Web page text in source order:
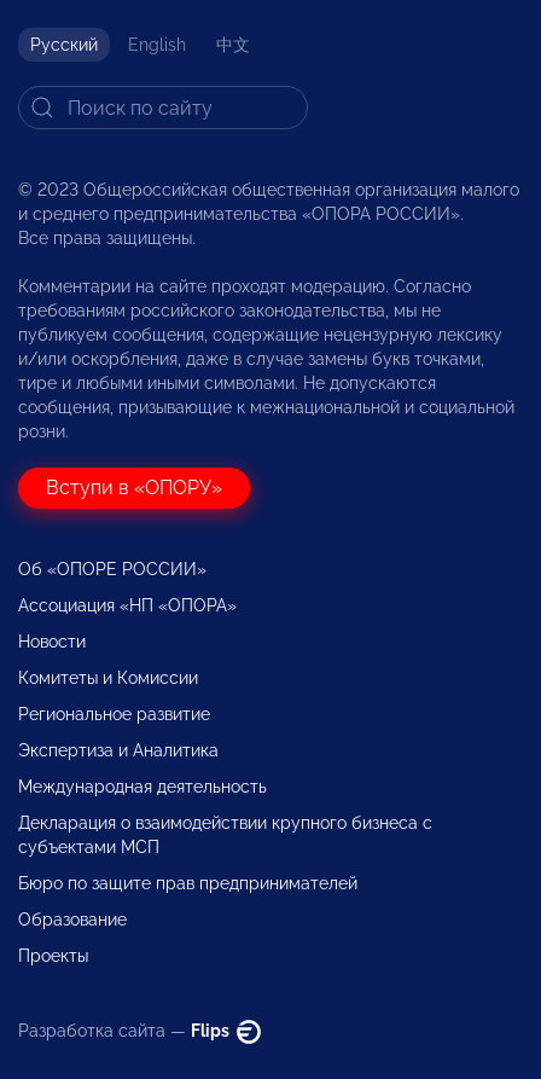
Русский English 中文
© 2023 Общероссийская общественная организация малого
и среднего предпринимательства «ОПОРА РОССИИ».
Все права защищены.
Комментарии на сайте проходят модерацию. Согласно
требованиям российского законодательства, мы не
публикуем сообщения, содержащие нецензурную лексику
и/или оскорбления, даже в случае замены букв точками,
тире и любыми иными символами. Не допускаются
сообщения, призывающие к межнациональной и социальной
розни.
Вступи в «ОПОРУ»
Об «ОПОРЕ РОССИИ»
Ассоциация «НП «ОПОРА»
Новости
Комитеты и Комиссии
Региональное развитие
Экспертиза и Аналитика
Международная деятельность
Декларация о взаимодействии крупного бизнеса с
субъектами МСП
Бюро по защите прав предпринимателей
Образование
Проекты
Разработка сайта — Flips